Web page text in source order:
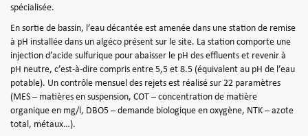
spécialisée.
En sortie de bassin, l’eau décantée est amenée dans une station de remise
à pH installée dans un algéco présent sur le site. La station comporte une
injection d’acide sulfurique pour abaisser le pH des effluents et revenir à
pH neutre, c’est-à-dire compris entre 5,5 et 8.5 (équivalent au pH de l’eau
potable). Un contrôle mensuel des rejets est réalisé sur 22 paramètres
(MES – matières en suspension, COT – concentration de matière
organique en mg/l, DBO5 – demande biologique en oxygène, NTK – azote
total, métaux…).